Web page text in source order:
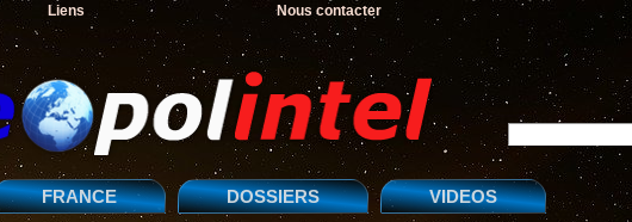
Liens Nous contacter
FRANCE DOSSIERS VIDEOS